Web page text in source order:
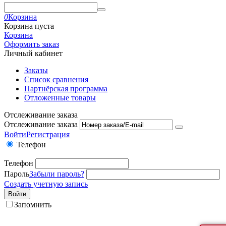
0Корзина
Корзина пуста
Корзина
Оформить заказ
Личный кабинет
Заказы
Список сравнения
Партнёрская программа
Отложенные товары
Отслеживание заказа
Отслеживание заказа
ВойтиРегистрация
Телефон
Телефон
ПарольЗабыли пароль?
Создать учетную запись
Войти
Запомнить